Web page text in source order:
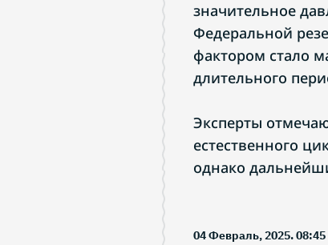
значительное
Федеральной
фактором стало
длительного
Эксперты
естественного
однако
04 Февраль, 2025. 08:45